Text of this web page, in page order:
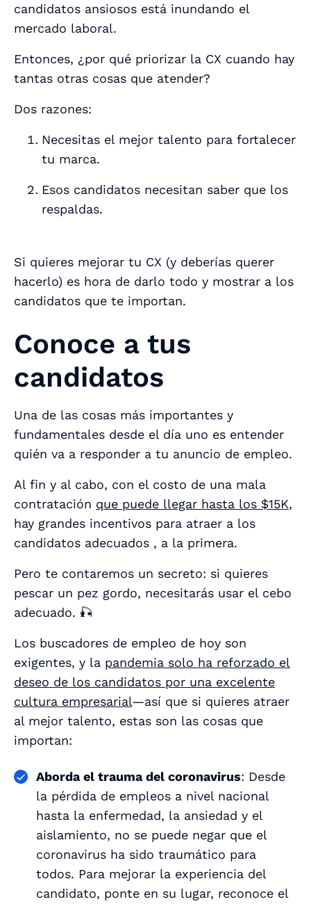
candidatos ansiosos está inundando el
mercado laboral.
Entonces, ¿por qué priorizar la CX cuando hay
tantas otras cosas que atender?
Dos razones:
Necesitas el mejor talento para fortalecer
tu marca.
Esos candidatos necesitan saber que los
respaldas.
Si quieres mejorar tu CX (y deberías querer
hacerlo) es hora de darlo todo y mostrar a los
candidatos que te importan.
Conoce a tus
candidatos
Una de las cosas más importantes y
fundamentales desde el día uno es entender
quién va a responder a tu anuncio de empleo.
Al fin y al cabo, con el costo de una mala
contratación que puede llegar hasta los $15K,
hay grandes incentivos para atraer a los
candidatos adecuados , a la primera.
Pero te contaremos un secreto: si quieres
pescar un pez gordo, necesitarás usar el cebo
adecuado. 🎣
Los buscadores de empleo de hoy son
exigentes, y la pandemia solo ha reforzado el
deseo de los candidatos por una excelente
cultura empresarial—así que si quieres atraer
al mejor talento, estas son las cosas que
importan:
Aborda el trauma del coronavirus: Desde
la pérdida de empleos a nivel nacional
hasta la enfermedad, la ansiedad y el
aislamiento, no se puede negar que el
coronavirus ha sido traumático para
todos. Para mejorar la experiencia del
candidato, ponte en su lugar, reconoce el